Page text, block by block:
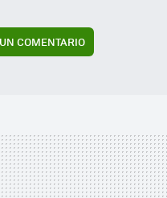
COMENTARIO